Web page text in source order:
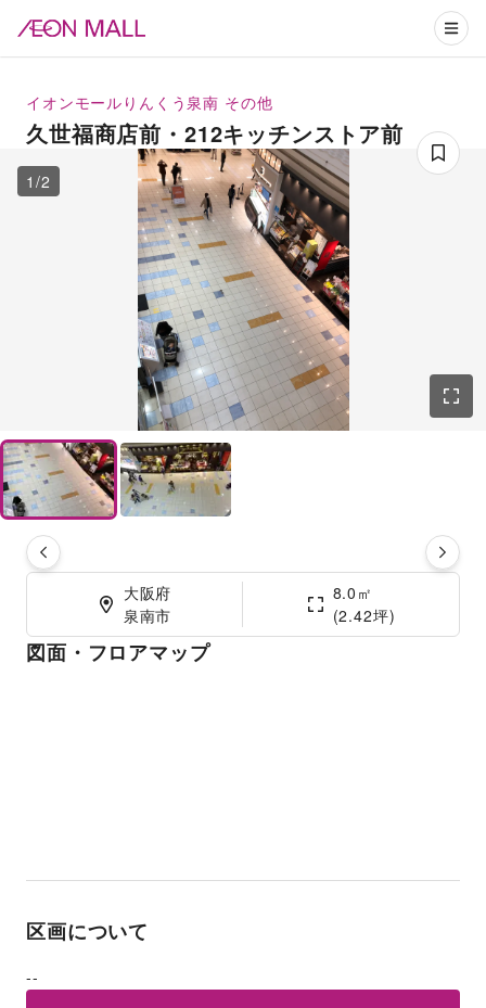
イオンモールりんくう泉南 その他
久世福商店前・212キッチンストア前
1 /2
大阪府
泉南市
8.0㎡
(2.42坪)
図面・フロアマップ
区画について
--